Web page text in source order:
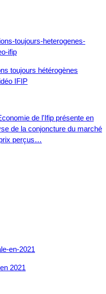
toujours hétérogènes
IFIP
de l'Ifip présente en
de la conjoncture du marché
perçus…
2021